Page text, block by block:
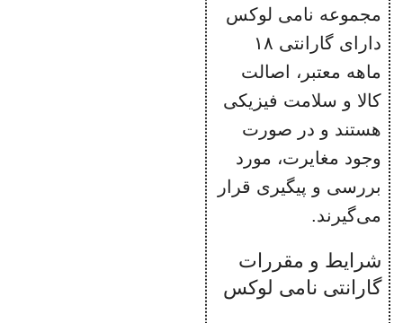
مجموعه نامی لوکس
دارای گارانتی ۱۸
ماهه معتبر، اصالت
کالا و سلامت فیزیکی
هستند و در صورت
وجود مغایرت، مورد
بررسی و پیگیری قرار
می‌گیرند.
شرایط و مقررات
گارانتی نامی لوکس